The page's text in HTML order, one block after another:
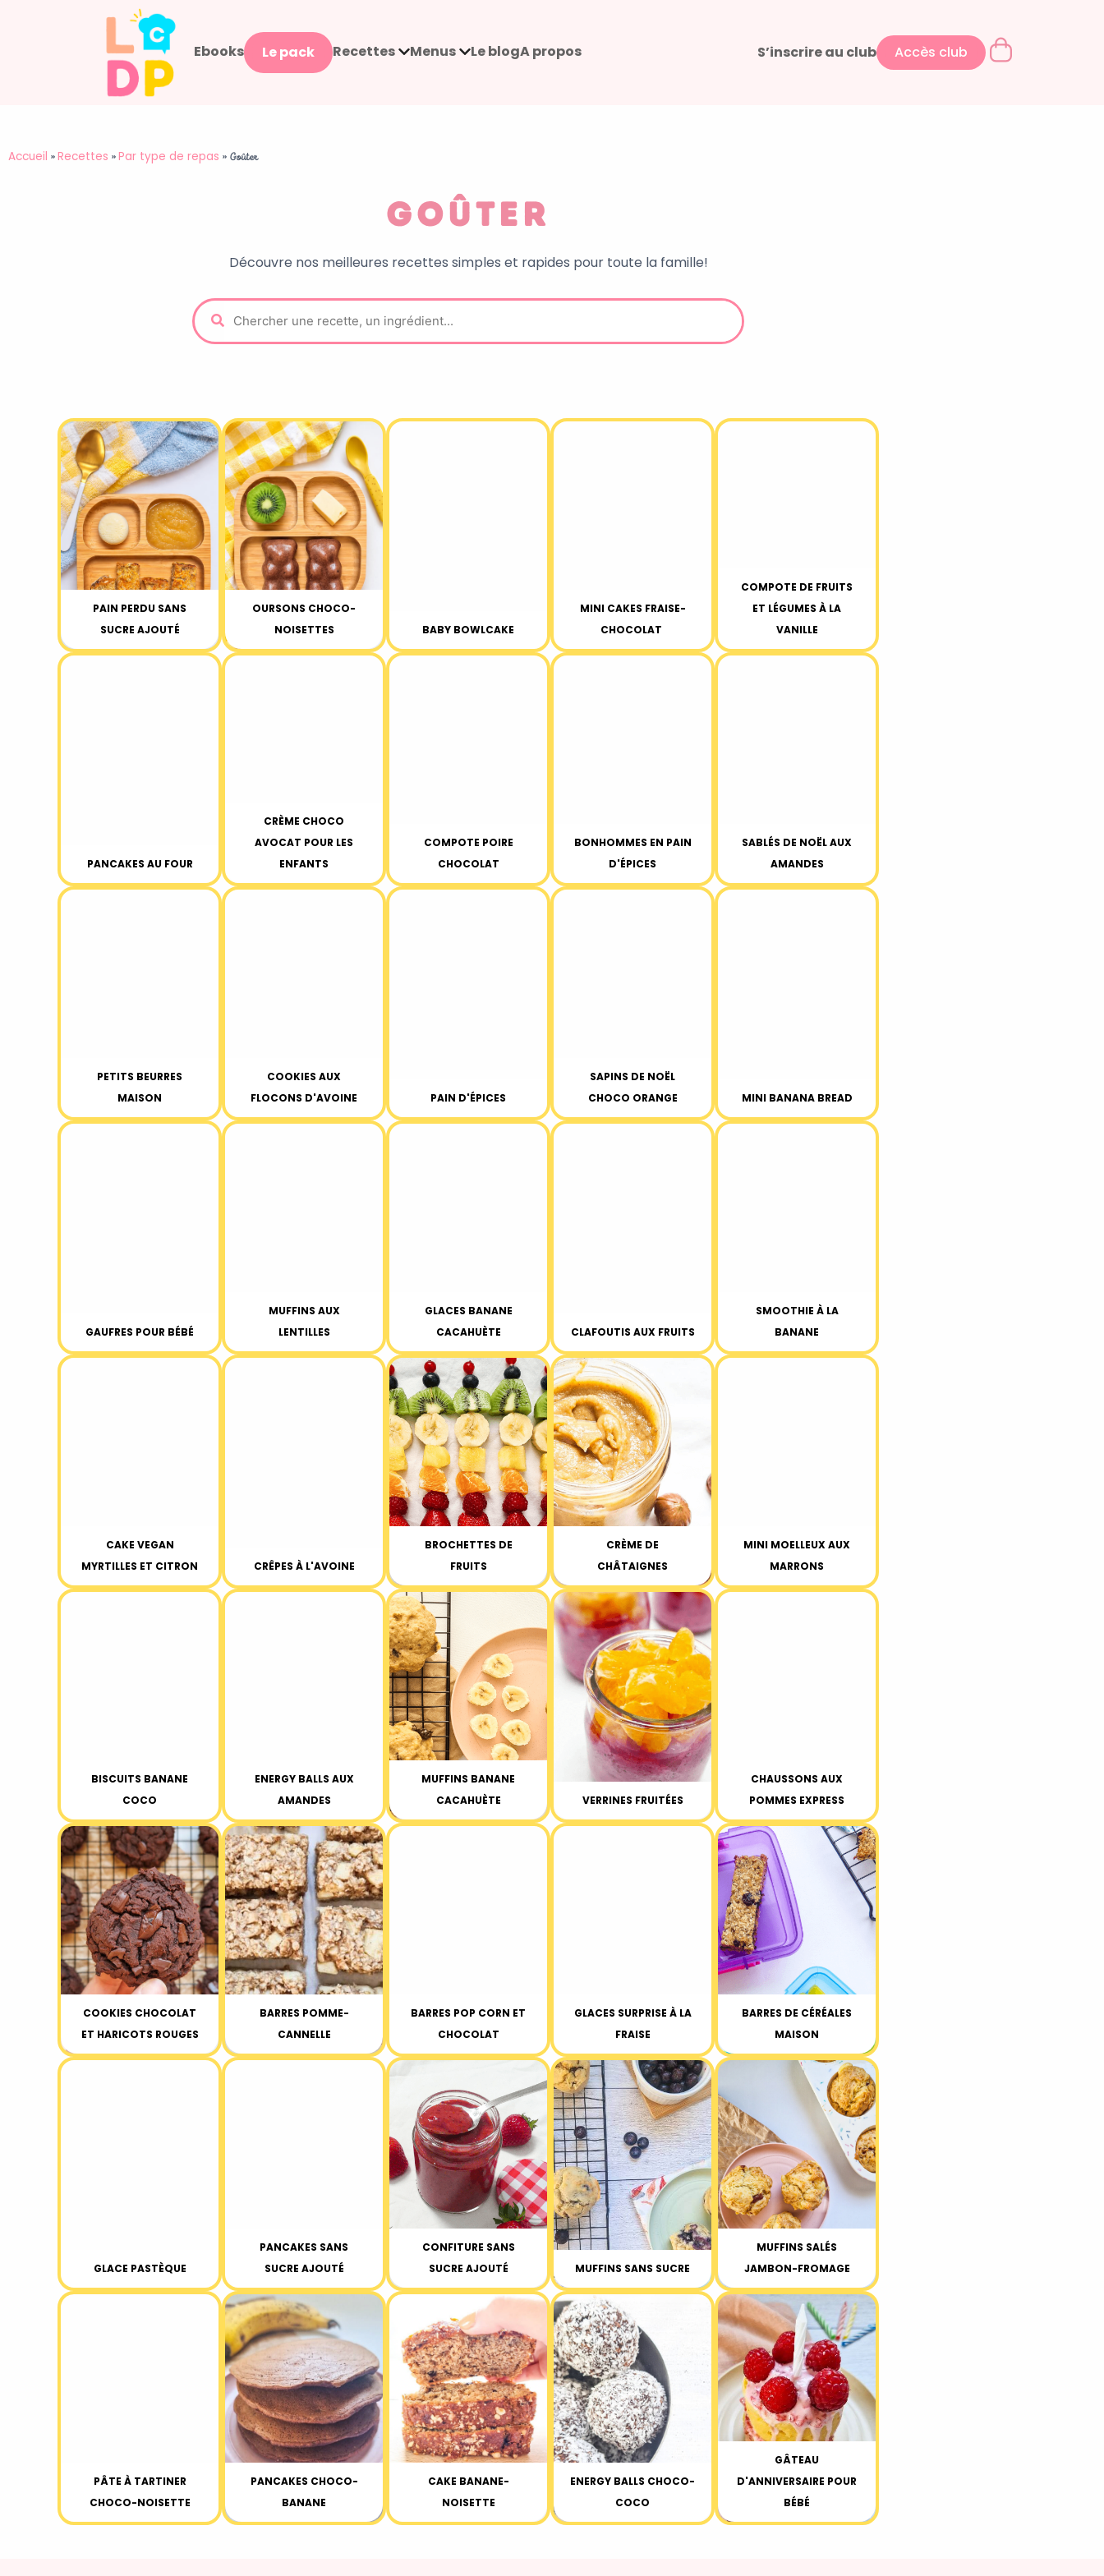
Ebooks Le pack Recettes Menus Le blogA propos S’inscrire au club Accès club
Accueil » Recettes » Par type de repas » Goûter
Goûter
Découvre nos meilleures recettes simples et rapides pour toute la famille!
PAIN PERDU SANS
SUCRE AJOUTÉ
OURSONS CHOCO-
NOISETTES
BABY BOWLCAKE
MINI CAKES FRAISE-
CHOCOLAT
COMPOTE DE FRUITS
ET LÉGUMES À LA
VANILLE
PANCAKES AU FOUR
CRÈME CHOCO
AVOCAT POUR LES
ENFANTS
COMPOTE POIRE
CHOCOLAT
BONHOMMES EN PAIN
D'ÉPICES
SABLÉS DE NOËL AUX
AMANDES
PETITS BEURRES
MAISON
COOKIES AUX
FLOCONS D'AVOINE
PAIN D'ÉPICES
SAPINS DE NOËL
CHOCO ORANGE
MINI BANANA BREAD
GAUFRES POUR BÉBÉ
MUFFINS AUX
LENTILLES
GLACES BANANE
CACAHUÈTE
CLAFOUTIS AUX FRUITS
SMOOTHIE À LA
BANANE
CAKE VEGAN
MYRTILLES ET CITRON
CRÊPES À L'AVOINE
BROCHETTES DE
FRUITS
CRÈME DE
CHÂTAIGNES
MINI MOELLEUX AUX
MARRONS
BISCUITS BANANE
COCO
ENERGY BALLS AUX
AMANDES
MUFFINS BANANE
CACAHUÈTE
VERRINES FRUITÉES
CHAUSSONS AUX
POMMES EXPRESS
COOKIES CHOCOLAT
ET HARICOTS ROUGES
BARRES POMME-
CANNELLE
BARRES POP CORN ET
CHOCOLAT
GLACES SURPRISE À LA
FRAISE
BARRES DE CÉRÉALES
MAISON
GLACE PASTÈQUE
PANCAKES SANS
SUCRE AJOUTÉ
CONFITURE SANS
SUCRE AJOUTÉ
MUFFINS SANS SUCRE
MUFFINS SALÉS
JAMBON-FROMAGE
PÂTE À TARTINER
CHOCO-NOISETTE
PANCAKES CHOCO-
BANANE
CAKE BANANE-
NOISETTE
ENERGY BALLS CHOCO-
COCO
GÂTEAU
D'ANNIVERSAIRE POUR
BÉBÉ